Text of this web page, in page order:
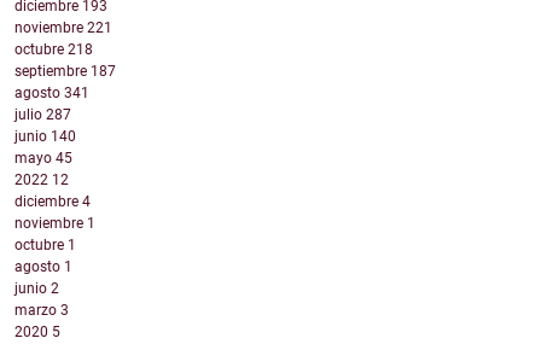
diciembre 193
noviembre 221
octubre 218
septiembre 187
agosto 341
julio 287
junio 140
mayo 45
2022 12
diciembre 4
noviembre 1
octubre 1
agosto 1
junio 2
marzo 3
2020 5